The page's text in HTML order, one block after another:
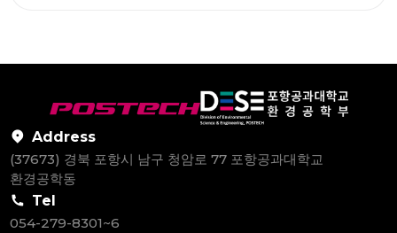
Address
(37673) 경북 포항시 남구 청암로 77 포항공과대학교
환경공학동
Tel
054-279-8301~6